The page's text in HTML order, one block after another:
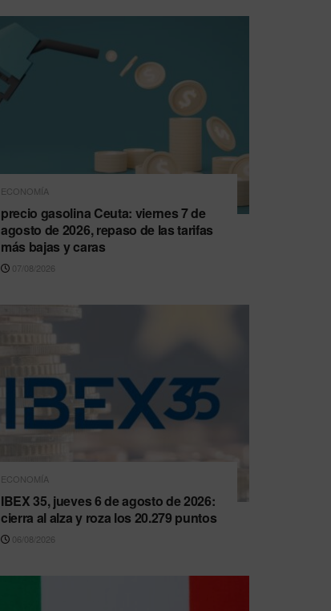
ECONOMÍA
precio gasolina Ceuta: viernes 7 de
agosto de 2026, repaso de las tarifas
más bajas y caras
07/08/2026
ECONOMÍA
IBEX 35, jueves 6 de agosto de 2026:
cierra al alza y roza los 20.279 puntos
06/08/2026